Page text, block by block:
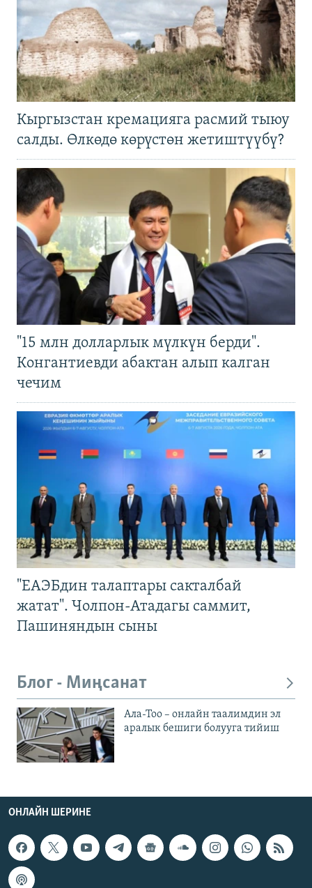
Кыргызстан кремацияга расмий тыюу
салды. Өлкөдө көрүстөн жетиштүүбү?
"15 млн долларлык мүлкүн берди".
Конгантиевди абактан алып калган
чечим
"ЕАЭБдин талаптары сакталбай
жатат". Чолпон-Атадагы саммит,
Пашиняндын сыны
Блог - Миңсанат
Ала-Тоо – онлайн таалимдин эл
аралык бешиги болууга тийиш
ОНЛАЙН ШЕРИНЕ